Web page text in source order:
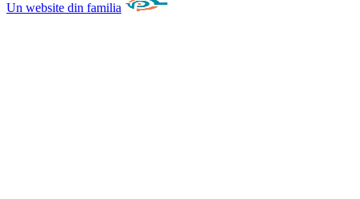
Un website din familia